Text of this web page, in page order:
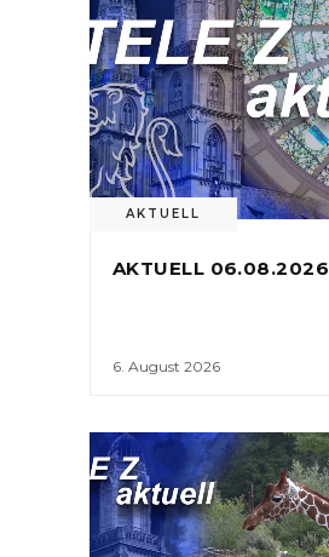
AKTUELL
AKTUELL 06.08.2026
6. August 2026